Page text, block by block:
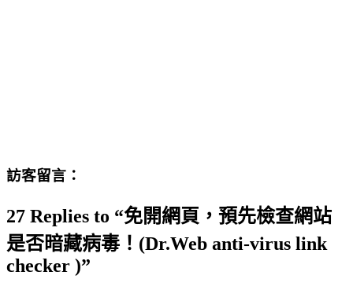
訪客留言：
27 Replies to “免開網頁，預先檢查網站
是否暗藏病毒！(Dr.Web anti-virus link
checker )”